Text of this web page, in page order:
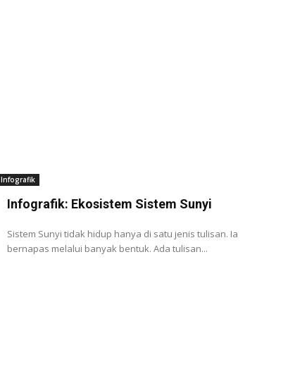
Infografik
Infografik: Ekosistem Sistem Sunyi
Sistem Sunyi tidak hidup hanya di satu jenis tulisan. Ia
bernapas melalui banyak bentuk. Ada tulisan...